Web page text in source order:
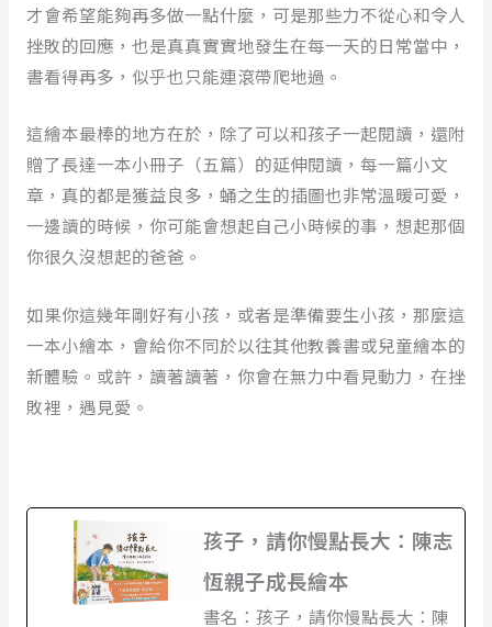
才會希望能夠再多做一點什麼，可是那些力不從心和令人
挫敗的回應，也是真真實實地發生在每一天的日常當中，
書看得再多，似乎也只能連滾帶爬地過。
這繪本最棒的地方在於，除了可以和孩子一起閱讀，還附
贈了長達一本小冊子（五篇）的延伸閱讀，每一篇小文
章，真的都是獲益良多，蛹之生的插圖也非常溫暖可愛，
一邊讀的時候，你可能會想起自己小時候的事，想起那個
你很久沒想起的爸爸。
如果你這幾年剛好有小孩，或者是準備要生小孩，那麼這
一本小繪本，會給你不同於以往其他教養書或兒童繪本的
新體驗。或許，讀著讀著，你會在無力中看見動力，在挫
敗裡，遇見愛。
孩子，請你慢點長大：陳志
恆親子成長繪本
書名：孩子，請你慢點長大：陳